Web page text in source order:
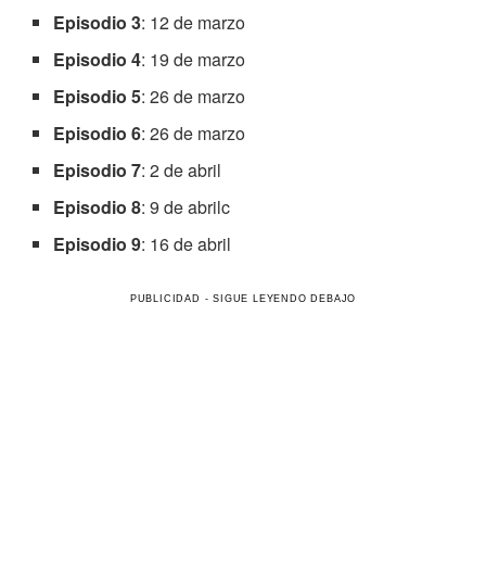
Episodio 3: 12 de marzo
Episodio 4: 19 de marzo
Episodio 5: 26 de marzo
Episodio 6: 26 de marzo
Episodio 7: 2 de abril
Episodio 8: 9 de abrilc
Episodio 9: 16 de abril